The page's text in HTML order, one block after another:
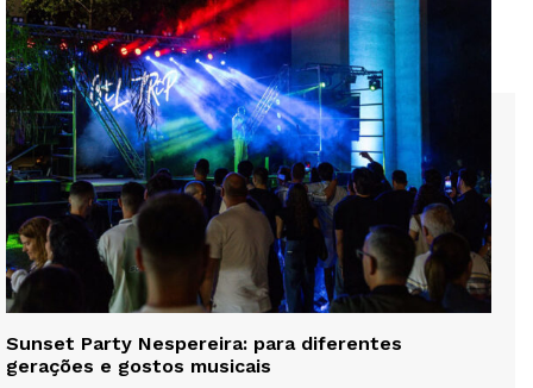
Sunset Party Nespereira: para diferentes
gerações e gostos musicais